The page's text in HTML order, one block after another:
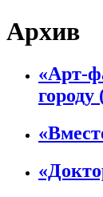
Архив
«Арт-
городу